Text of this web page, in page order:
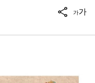
가가